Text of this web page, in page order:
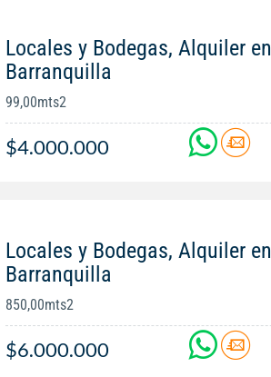
Locales y Bodegas, Alquiler en
Barranquilla
99,00mts2
$4.000.000
Locales y Bodegas, Alquiler en
Barranquilla
850,00mts2
$6.000.000